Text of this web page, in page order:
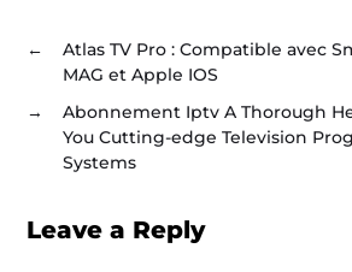
←
Atlas TV Pro : Compatible avec
MAG et Apple IOS
→
Abonnement Iptv A Thorough
You Cutting-edge Television
Systems
Leave a Reply